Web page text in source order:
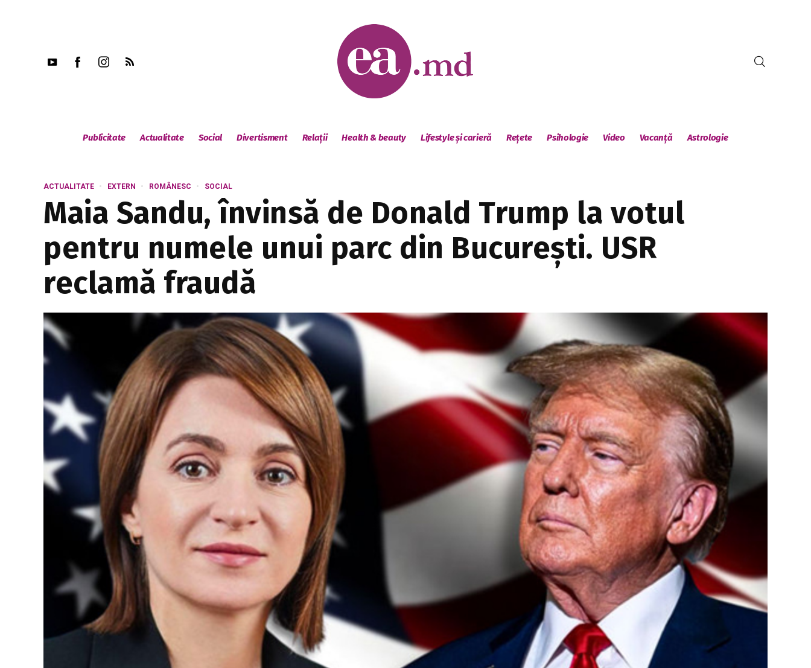
Publicitate Actualitate Social Divertisment Relații Health & beauty Lifestyle și carieră Rețete Psihologie Video Vacanță Astrologie
ACTUALITATE EXTERN ROMÂNESC SOCIAL
Maia Sandu, învinsă de Donald Trump la votul
pentru numele unui parc din București. USR
reclamă fraudă